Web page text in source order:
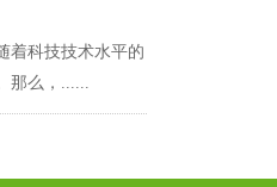
着科技技术水平的
那么，......